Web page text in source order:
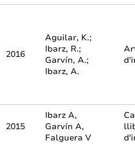
2016
Aguilar, K.;
Ibarz, R.;
Garvín, A.;
Ibarz, A.
2015
Ibarz A,
Garvín A,
Falguera V